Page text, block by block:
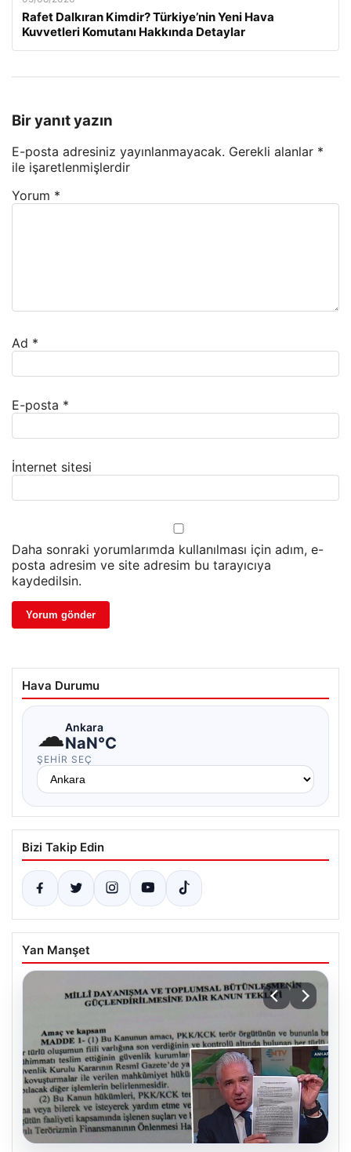
Rafet Dalkıran Kimdir? Türkiye’nin Yeni Hava
Kuvvetleri Komutanı Hakkında Detaylar
Bir yanıt yazın
E-posta adresiniz yayınlanmayacak. Gerekli alanlar *
ile işaretlenmişlerdir
Yorum *
Ad *
E-posta *
İnternet sitesi
Daha sonraki yorumlarımda kullanılması için adım, e-
posta adresim ve site adresim bu tarayıcıya
kaydedilsin.
Hava Durumu
☁Ankara
NaN°C
ŞEHIR SEÇ
Bizi Takip Edin
Yan Manşet